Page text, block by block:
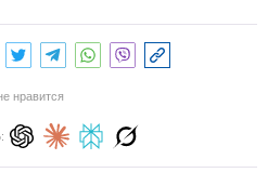
нравится